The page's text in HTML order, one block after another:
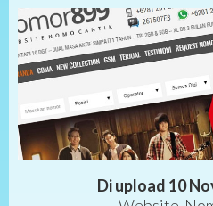
Di upload 10